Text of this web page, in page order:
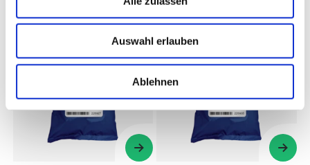
Auswahl erlauben
Ablehnen